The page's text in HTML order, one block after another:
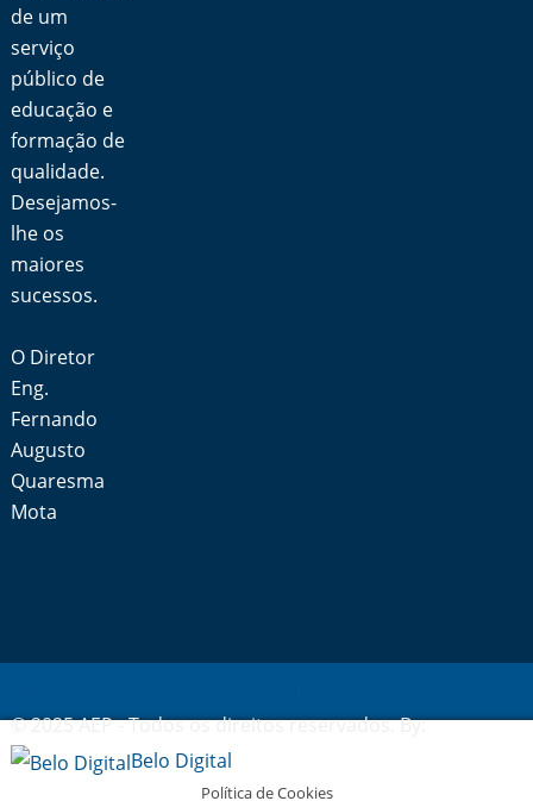
de um
serviço
público de
educação e
formação de
qualidade.
Desejamos-
lhe os
maiores
sucessos.
O Diretor
Eng.
Fernando
Augusto
Quaresma
Mota
© 2025 AEP - Todos os direitos reservados. By:
Belo Digital
Política de Cookies